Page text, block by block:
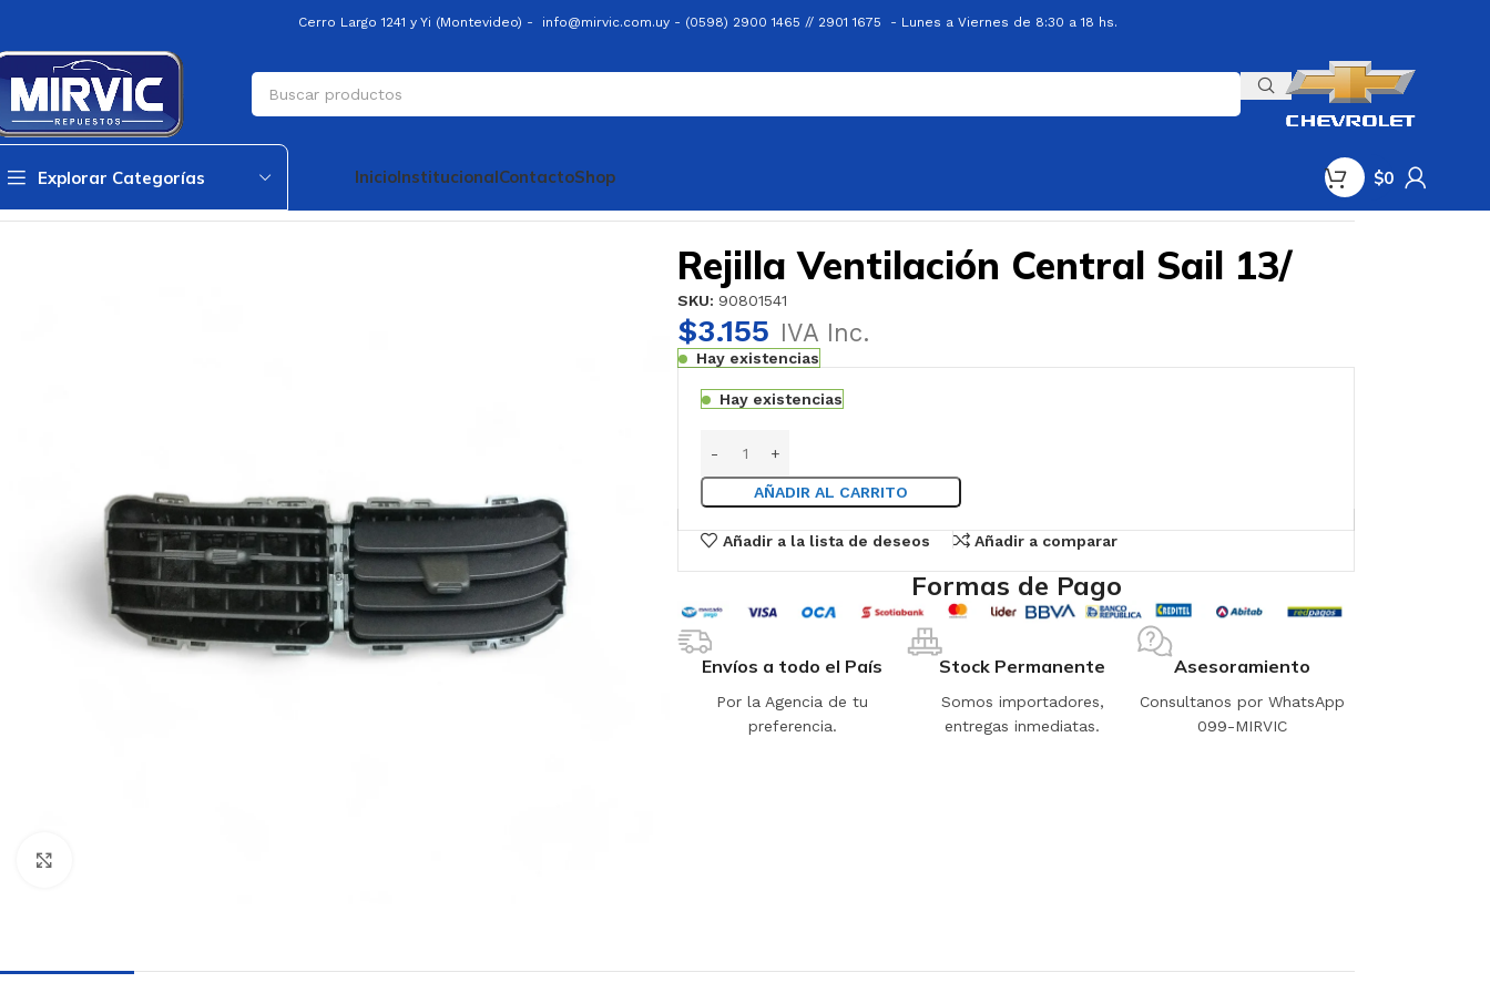
Cerro Largo 1241 y Yi (Montevideo) - info@mirvic.com.uy - (0598) 2900 1465 // 2901 1675 - Lunes a Viernes de 8:30 a 18 hs.
Explorar Categorías InicioInstitucionalContactoShop $0
Rejilla Ventilación Central Sail 13/
SKU: 90801541
$3.155 IVA Inc.
Hay existencias
Hay existencias
AÑADIR AL CARRITO
Añadir a la lista de deseos Añadir a comparar
Formas de Pago
Envíos a todo el País
Por la Agencia de tu
preferencia.
Stock Permanente
Somos importadores,
entregas inmediatas.
Asesoramiento
Consultanos por WhatsApp
099-MIRVIC